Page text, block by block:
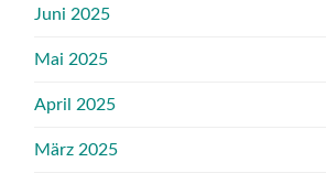
Juni 2025
Mai 2025
April 2025
März 2025